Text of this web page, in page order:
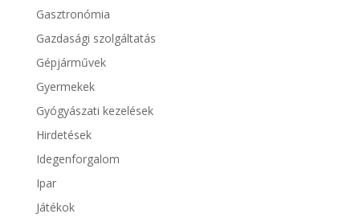
Gasztronómia
Gazdasági szolgáltatás
Gépjárművek
Gyermekek
Gyógyászati kezelések
Hirdetések
Idegenforgalom
Ipar
Játékok